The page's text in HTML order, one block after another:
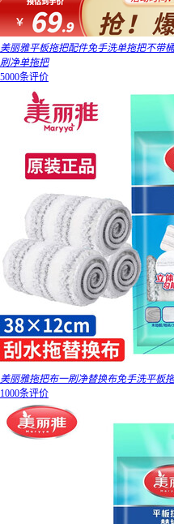
美丽雅平板拖把配件免手洗单拖把不带
刷净单拖把
5000条评价
美丽雅拖把布一刷净替换布免手洗平板
1000条评价